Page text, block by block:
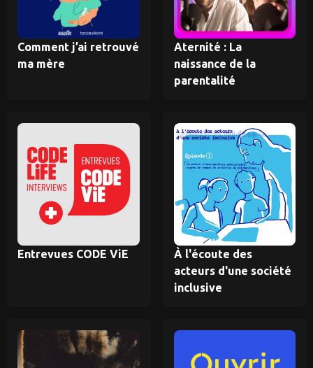
Comment j’ai retrouvé
ma mère
Aternité : La
naissance de la
parentalité
Entrevues CODE ViE
À l'écoute des
acteurs d'une société
inclusive